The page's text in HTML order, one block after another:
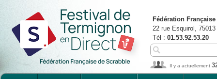
Fédération
22 rue Esquirol,
Tél : 01.53.92.53.20
Il y a actuellement